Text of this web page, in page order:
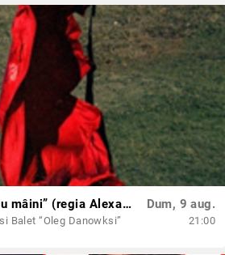
Film „Maia – Portret cu mâini” (regia Alexandra Gulea)
Balet “Oleg Danowksi”
Dum, 9 aug.
21:00